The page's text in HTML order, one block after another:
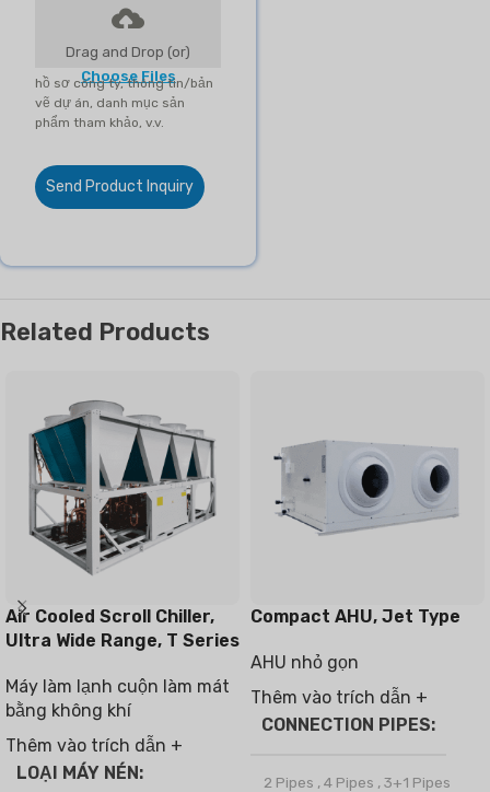
Drag and Drop (or)
Choose Files
hồ sơ công ty, thông tin/bản
vẽ dự án, danh mục sản
phẩm tham khảo, v.v.
Send Product Inquiry
Related Products
Air Cooled Scroll Chiller,
Ultra Wide Range, T Series
Máy làm lạnh cuộn làm mát
bằng không khí
Thêm vào trích dẫn +
LOẠI MÁY NÉN
Compact AHU, Jet Type
AHU nhỏ gọn
Thêm vào trích dẫn +
CONNECTION PIPES
2 Pipes ,4 Pipes ,3+1 Pipes